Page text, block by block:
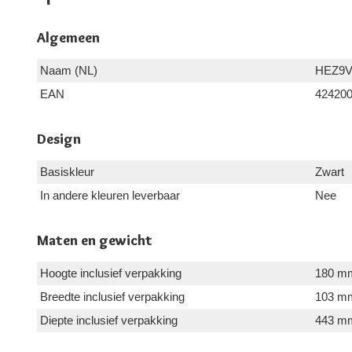
Algemeen
Naam (NL)
EAN
Design
Basiskleur
Zwart
In andere kleuren leverbaar
Nee
Maten en gewicht
Hoogte inclusief verpakking
180
Breedte inclusief verpakking
103
Diepte inclusief verpakking
443